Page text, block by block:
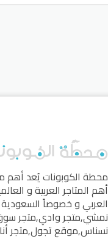
محطة الكوبوناتيُعد أهم
أهم المتاجر العربية و
العربي و خصوصاً السعودية
نمشي,متجر وادي,متجر
نسناس,موقع تجول,متجر